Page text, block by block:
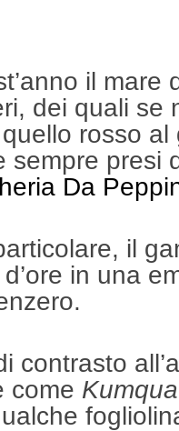
il mare
dei quali se
rosso
sempre presi
Da
il
in una
contrasto
come